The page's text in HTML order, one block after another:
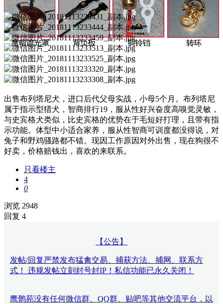
出售布列塔尼犬，进口后代父母实战，小母5个月。布列塔尼
属于指示型猎犬，智商排行19，服从性好兴奋度高嗅觉灵敏，
与史宾格犬类似，比史宾格的优势在于毛短好打理，且带有指
示功能。体型中小适合家养，服从性智商可训度都没得说，对
兔子和野鸡骚路都不错。现因工作原因对外出售，现在狗很不
好卖，价格赔钱出，喜欢的来联系。
只看楼主
4
0
浏览 2948
回复 4
【公告】
发帖/回复严禁发布猛禽交易、捕获方法、捕网、联系方
式！ 违规发帖立刻封号封IP！私信功能已永久关闭！
鹰鹘苑没有任何微信群、QQ群、贴吧等其他交流平台，以